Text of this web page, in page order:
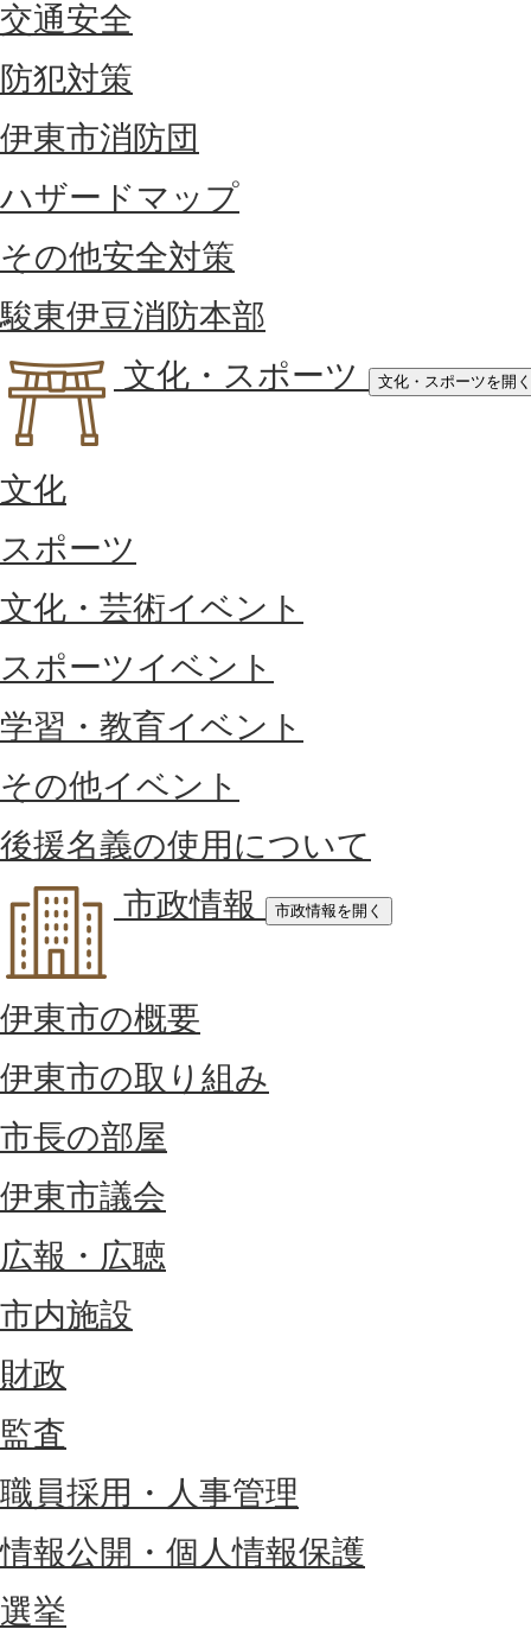
交通安全
防犯対策
伊東市消防団
ハザードマップ
その他安全対策
駿東伊豆消防本部
文化・スポーツ
文化・スポーツを開く
文化
スポーツ
文化・芸術イベント
スポーツイベント
学習・教育イベント
その他イベント
後援名義の使用について
市政情報
市政情報を開く
伊東市の概要
伊東市の取り組み
市長の部屋
伊東市議会
広報・広聴
市内施設
財政
監査
職員採用・人事管理
情報公開・個人情報保護
選挙